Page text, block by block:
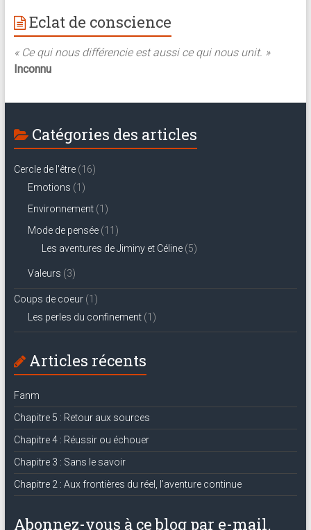
Eclat de conscience
« Ce qui nous différencie est aussi ce qui nous unit. »
Inconnu
Catégories des articles
Cercle de l'être(16)
Emotions (1)
Environnement(1)
Mode de pensée(11)
Les aventures de Jiminy et Céline(5)
Valeurs (3)
Coups de coeur(1)
Les perles du confinement(1)
Articles récents
Fanm
Chapitre 5 : Retour aux sources
Chapitre 4 : Réussir ou échouer
Chapitre 3 : Sans le savoir
Chapitre 2 : Aux frontières du réel, l’aventure continue
Abonnez-vous à ce blog par e-mail.